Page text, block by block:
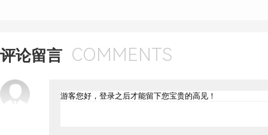
评论留言 COMMENTS